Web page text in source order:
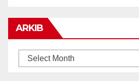
ARKIB
ARKIB